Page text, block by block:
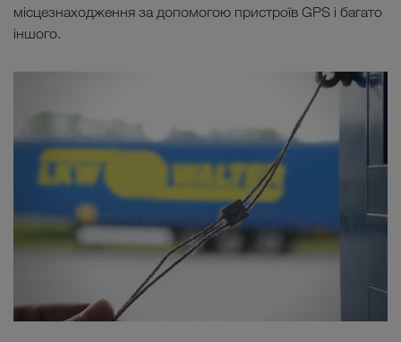
місцезнаходження за допомогою пристроїв GPS і багато
іншого.